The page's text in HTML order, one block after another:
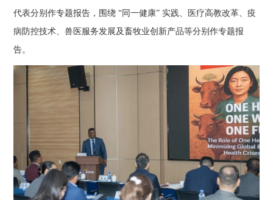
代表分别作专题报告，围绕 “同一健康” 实践、医疗高教改革、疫
病防控技术、兽医服务发展及畜牧业创新产品等分别作专题报
告。